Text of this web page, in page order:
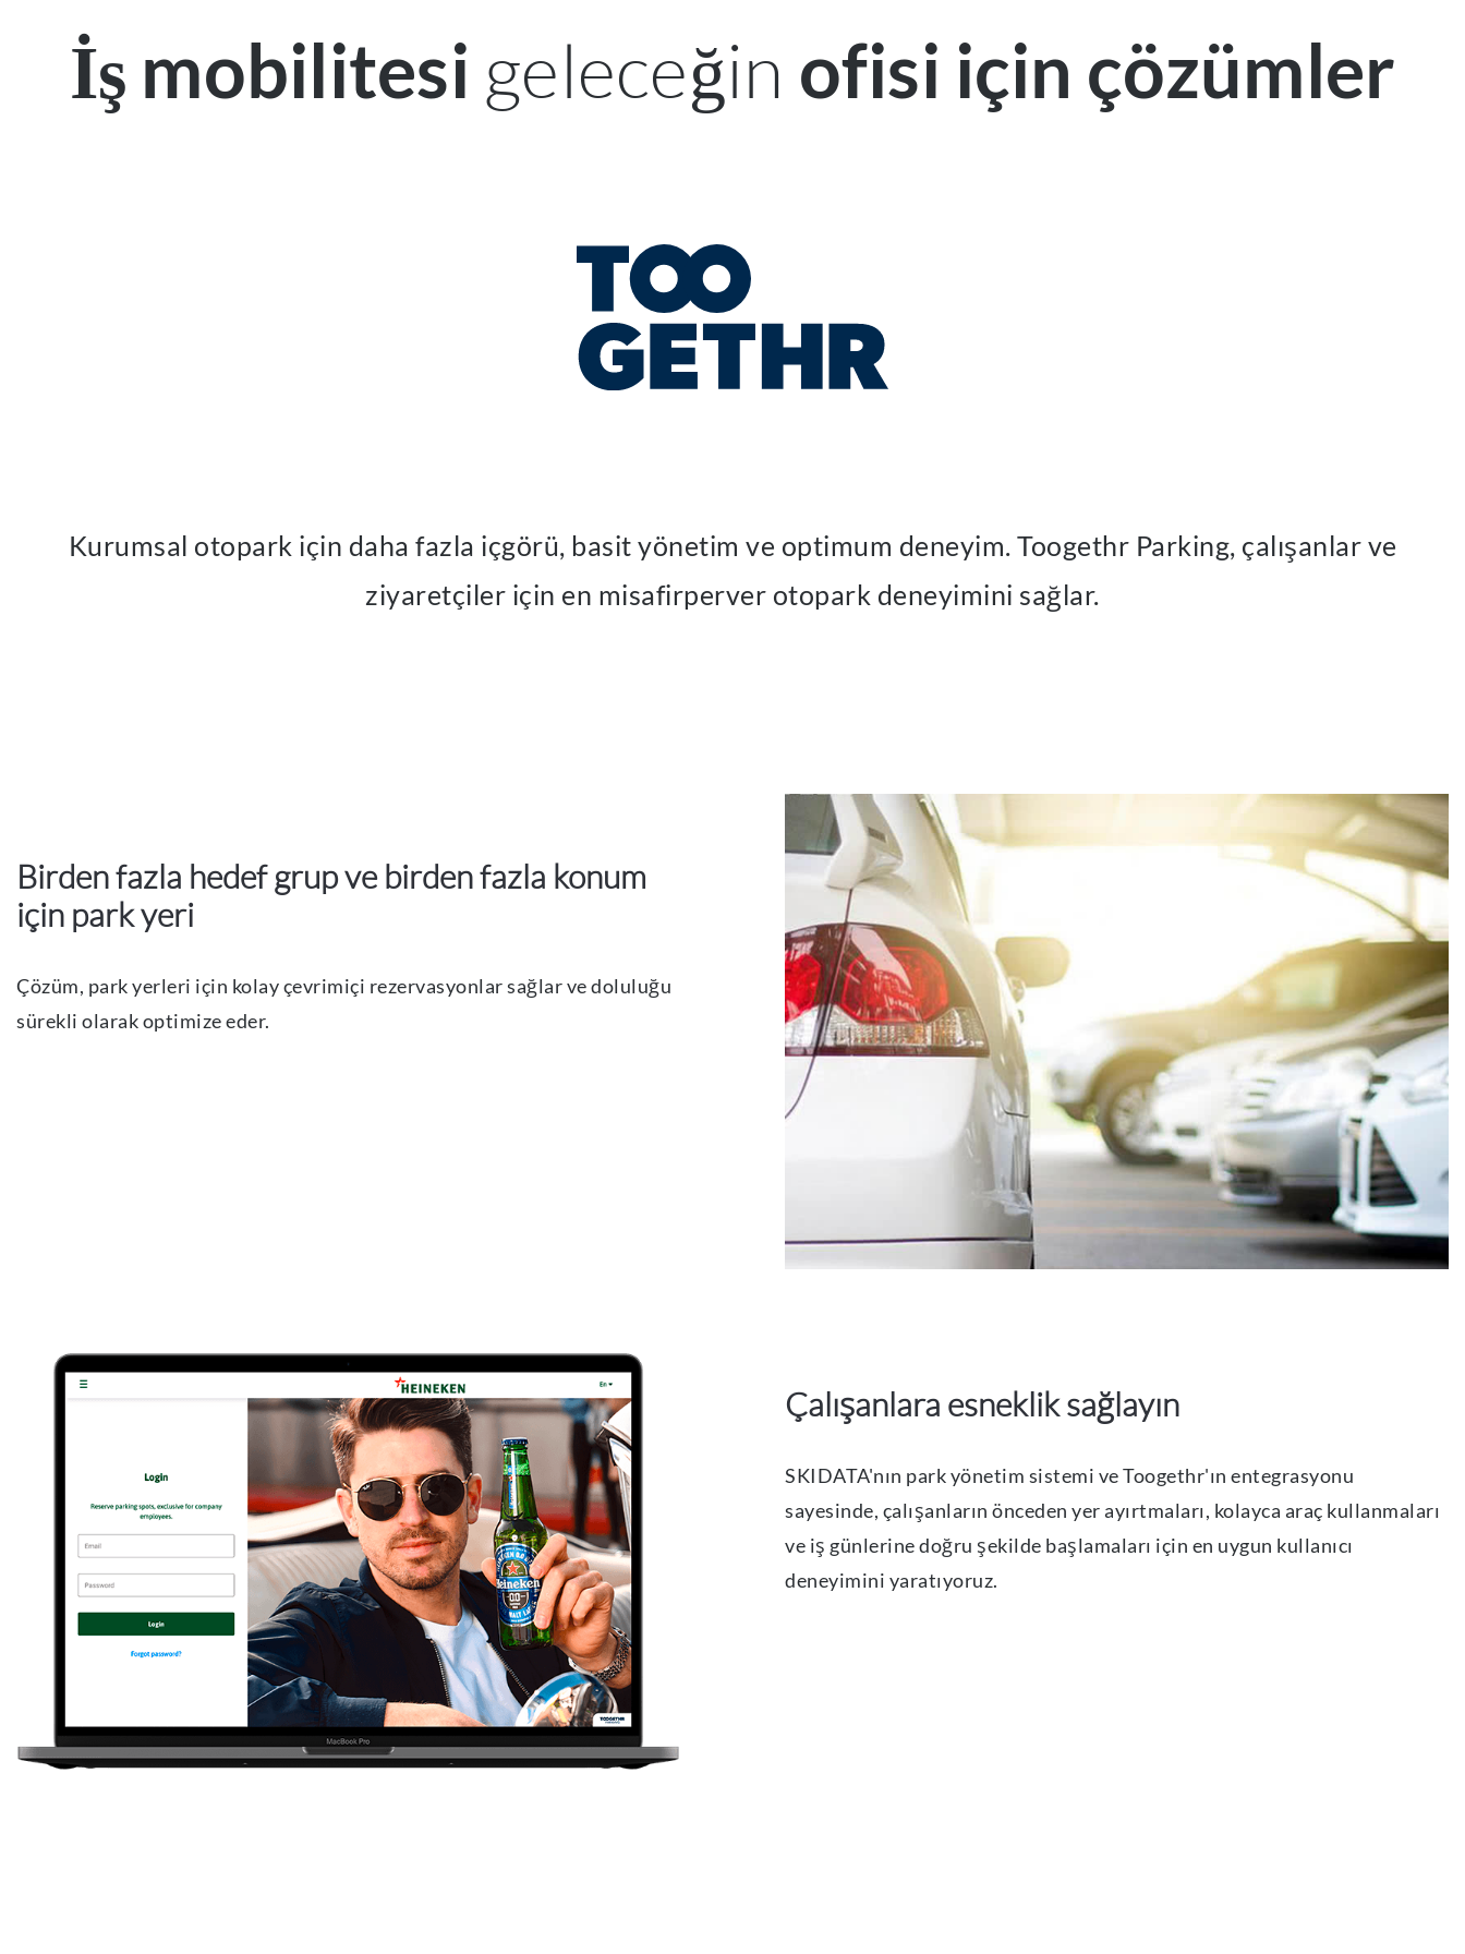
İş mobilitesi geleceğin ofisi için çözümler
Kurumsal otopark için daha fazla içgörü, basit yönetim ve optimum deneyim. Toogethr Parking, çalışanlar ve
ziyaretçiler için en misafirperver otopark deneyimini sağlar.
Birden fazla hedef grup ve birden fazla konum
için park yeri
Çözüm, park yerleri için kolay çevrimiçi rezervasyonlar sağlar ve doluluğu
sürekli olarak optimize eder.
Çalışanlara esneklik sağlayın
SKIDATA'nın park yönetim sistemi ve Toogethr'ın entegrasyonu
sayesinde, çalışanların önceden yer ayırtmaları, kolayca araç kullanmaları
ve iş günlerine doğru şekilde başlamaları için en uygun kullanıcı
deneyimini yaratıyoruz.